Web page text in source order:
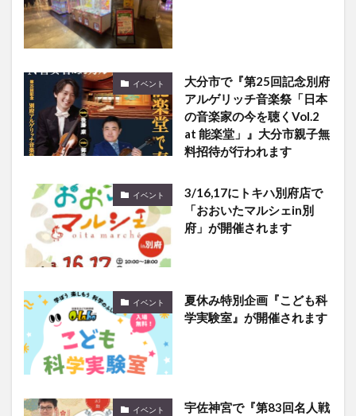
イベント
大分市で『第25回記念別府
アルゲリッチ音楽祭「日本
の音楽家の今を聴くVol.2
at 能楽堂」』大分市親子無
料招待が行われます
イベント
3/16,17にトキハ別府店で
「おおいたマルシェin別
府」が開催されます
イベント
夏休み特別企画『こども科
学実験室』が開催されます
イベント
宇佐神宮で『第83回名人戦